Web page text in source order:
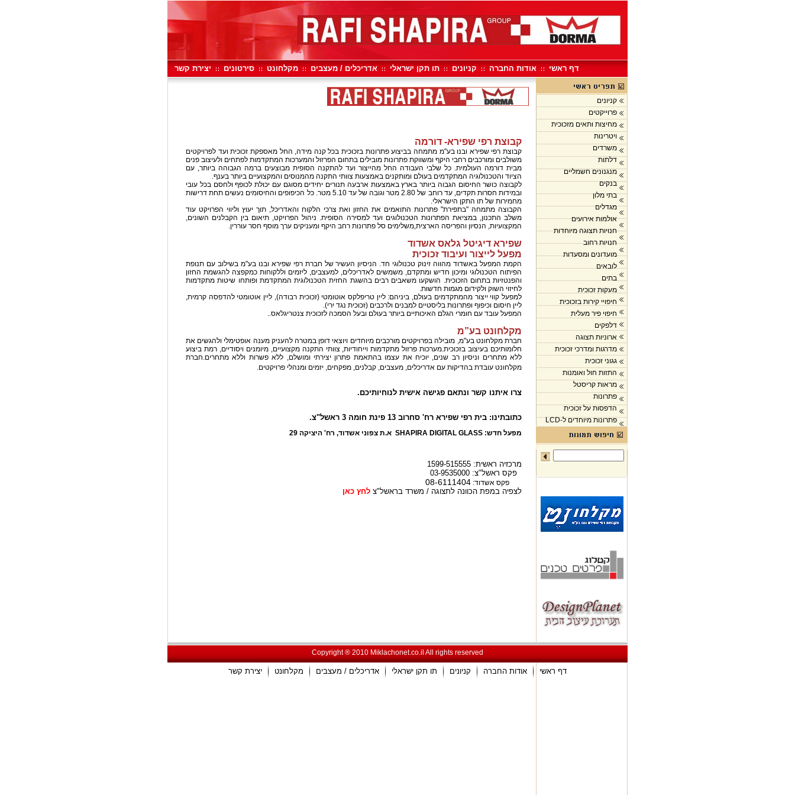
דף ראשי אודות החברה קניונים תו תקן ישראלי אדריכלים / מעצבים מקלחונט סירטונים יצירת קשר
קניונים
פרוייקטים
מחיצות ותאים מזכוכית
ויטרינות
משרדים
דלתות
מנגנונים חשמליים
בנקים
בתי מלון
מגדלים
אולמות אירועים
חנויות תצוגה מיוחדות
חנויות רחוב
מועדונים ומסעדות
לובאים
בתים
מעקות זכוכית
חיפויי קירות בזכוכית
חיפוי פיר מעלית
דלפקים
ארוניות תצוגה
מדרגות ומדרכי זכוכית
גגוני זכוכית
התזות חול ואומנות
מראות קריסטל
פתרונות
הדפסות על זכוכית
פתרונות מיוחדים ל-LCD
קבוצת רפי שפירא- דורמה
קבוצת רפי שפירא ובנו בע"מ מתמחה בביצוע פתרונות בזכוכית בכל קנה מידה, החל מאספקת זכוכית ועד לפרויקטים
משולבים ומורכבים רחבי היקף ומשווקת פתרונות מובילים בתחום הפרזול והמערכות המתקדמות לפתחים ולעיצוב פנים
מבית דורמה העולמית. כל שלבי העבודה החל מהייצור ועד להתקנה הסופית מבוצעים ברמה הגבוהה ביותר, עם
הציוד והטכנולוגיה המתקדמים בעולם ומותקנים באמצעות צוותי התקנה מהמנוסים והמקצועיים ביותר בענף.
לקבוצה כושר החיסום הגבוה ביותר בארץ באמצעות ארבעה תנורים יחידים מסוגם עם יכולת לכופף ולחסם בכל עובי
ובמידות חסרות תקדים, עד רוחב של 2.80 מטר וגובה של עד 5.10 מטר. כל הכיפופים והחיסומים נעשים תחת דרישות
מחמירות של תו התקן הישראלי.
הקבוצה מתמחה "בתפירת" פתרונות התואמים את החזון ואת צרכי הלקוח והאדריכל, תוך יעוץ וליווי הפרויקט עוד
משלב התכנון, במציאת הפתרונות הטכנולוגים ועד למסירה הסופית. ניהול הפרויקט, תיאום בין הקבלנים השונים,
המקצועיות, הנסיון והפריסה הארצית,משלימים סל פתרונות רחב היקף ומעניקים ערך מוסף חסר עוררין.
שפירא דיגיטל גלאס אשדוד
מפעל לייצור ועיבוד זכוכית
הקמת המפעל באשדוד מהווה זינוק טכנולוגי חד. הניסיון העשיר של חברת רפי שפירא ובנו בע"מ בשילוב עם תנופת
הפיתוח הטכנולוגי ומיכון חדיש ומתקדם, משמשים לאדריכלים, למעצבים, ליזמים וללקוחות כמקפצה להגשמת החזון
והפנטזיות בתחום הזכוכית. הושקעו משאבים רבים בהשגת החזית הטכנולוגית המתקדמת ופותחו שיטות מתקדמות
לחיזוי השוק ולקידום מגמות חדשות.
למפעל קווי ייצור מהמתקדמים בעולם, ביניהם: ליין טריפלקס אוטומטי (זכוכית רבודה), ליין אוטומטי להדפסה קרמית,
ליין חיסום וכיפוף ופתרונות בליסטיים למבנים ולרכבים (זכוכית נגד ירי).
המפעל עובד עם חומרי הגלם האיכותיים ביותר בעולם ובעל הסמכה לזכוכית צנטריגלאס..
מקלחונט בע”מ
חברת מקלחונט בע"מ, מובילה בפרויקטים מורכבים מיוחדים ויוצאי דופן במטרה להעניק מענה אופטימלי ולהגשים את
חלומותיכם בעיצוב בזכוכית.מערכות פרזול מתקדמות וייחודיות, צוותי התקנה מקצועיים, מיומנים ויסודיים, רמת ביצוע
ללא מתחרים וניסיון רב שנים, יוכיח את עצמו בהתאמת פתרון יצירתי ומושלם, ללא פשרות וללא מתחרים.חברת
מקלחונט עובדת בהדיקות עם אדריכלים, מעצבים, קבלנים, מפקחים, יזמים ומנהלי פרויקטים.
צרו איתנו קשר ונתאם פגישה אישית לנוחיותיכם.
כתובתינו: בית רפי שפירא רח' סחרוב 13 פינת חומה 3 ראשל"צ.
מפעל חדש: SHAPIRA DIGITAL GLASS א.ת צפוני אשדוד, רח' היציקה 29
מרכזיה ראשית: 1599-515555
פקס ראשל"צ: 03-9535000
פקס אשדוד: 08-6111404
לצפיה במפת הכוונה לתצוגה / משרד בראשל"צ לחץ כאן
Copyright ® 2010 Miklachonet.co.il All rights reserved
דף ראשי אודות החברה קניונים תו תקן ישראלי אדריכלים / מעצבים מקלחונט יצירת קשר